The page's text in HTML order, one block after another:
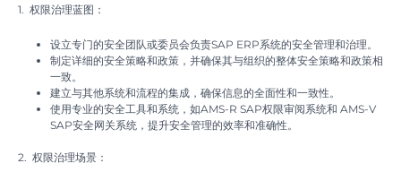
1. 权限治理蓝图：
设立专门的安全团队或委员会负责SAP ERP系统的安全管理和治理。
制定详细的安全策略和政策，并确保其与组织的整体安全策略和政策相
一致。
建立与其他系统和流程的集成，确保信息的全面性和一致性。
使用专业的安全工具和系统，如AMS-R SAP权限审阅系统和 AMS-V
SAP安全网关系统，提升安全管理的效率和准确性。
2. 权限治理场景：